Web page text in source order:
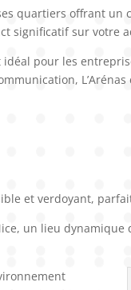
quartiers offrant
significatif sur votre
idéal pour les
et verdoyant,
un lieu